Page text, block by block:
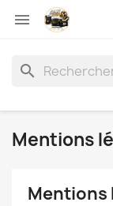

search
Mentions
Mentions